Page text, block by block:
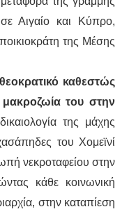
Αιγαίο και Κύπρο,
της Μέσης
καθεστώς
του στην
της μάχης
του Χομεϊνί
νεκροταφείου στην
κάθε κοινωνική
στην καταπίεση